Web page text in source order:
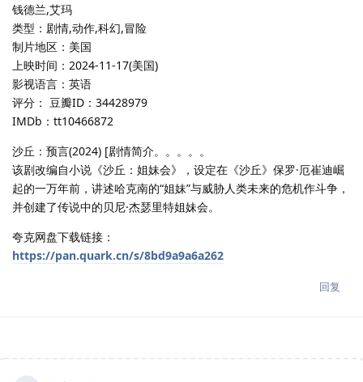
钱德兰,艾玛
类型：剧情,动作,科幻,冒险
制片地区：美国
上映时间：2024-11-17(美国)
影视语言：英语
评分： 豆瓣ID：34428979
IMDb：tt10466872
沙丘：预言(2024) [剧情简介。。。。。
该剧改编自小说《沙丘：姐妹会》，设定在《沙丘》保罗·厄崔迪崛
起的一万年前，讲述哈克南的“姐妹”与威胁人类未来的危机作斗争，
并创建了传说中的贝尼·杰瑟里特姐妹会。
夸克网盘下载链接：
https://pan.quark.cn/s/8bd9a9a6a262
回复